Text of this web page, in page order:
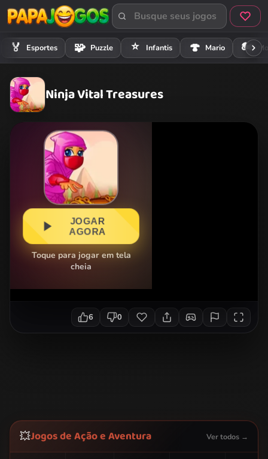
🏅 Esportes 🧩 Puzzle ⭐ Infantis 🍄 Mario 🏍️
Ninja Vital Treasures
JOGAR
AGORA
Toque para jogar em tela
cheia
6 0
💥Jogos de Ação e Aventura Ver todos →